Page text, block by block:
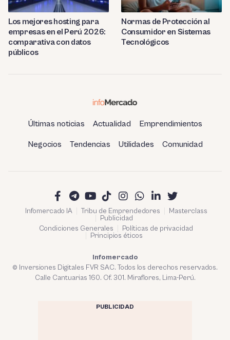
Los mejores hosting para
empresas en el Perú 2026:
comparativa con datos
públicos
Normas de Protección al
Consumidor en Sistemas
Tecnológicos
Últimas noticias Actualidad Emprendimientos
Negocios Tendencias Utilidades Comunidad
Infomercado IA Tribu de Emprendedores
Masterclass
Publicidad
Condiciones Generales
Políticas de privacidad
Principios éticos
Infomercado
© Inversiones Digitales FVR SAC. Todos los derechos reservados.
Calle Cantuarias 160. Of. 301. Miraflores, Lima-Perú.
PUBLICIDAD